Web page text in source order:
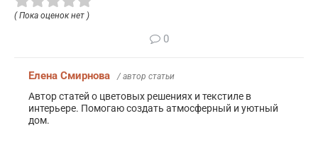
( Пока оценок нет )
0
Елена Смирнова / автор статьи
Автор статей о цветовых решениях и текстиле в
интерьере. Помогаю создать атмосферный и уютный
дом.